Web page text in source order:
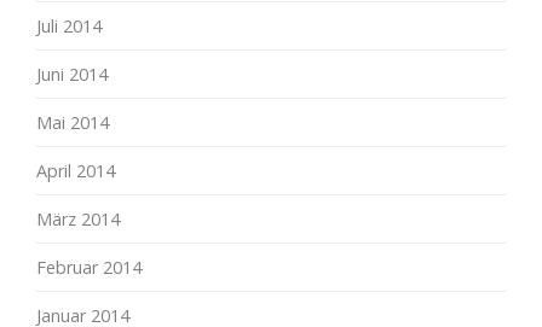
Juli 2014
Juni 2014
Mai 2014
April 2014
März 2014
Februar 2014
Januar 2014